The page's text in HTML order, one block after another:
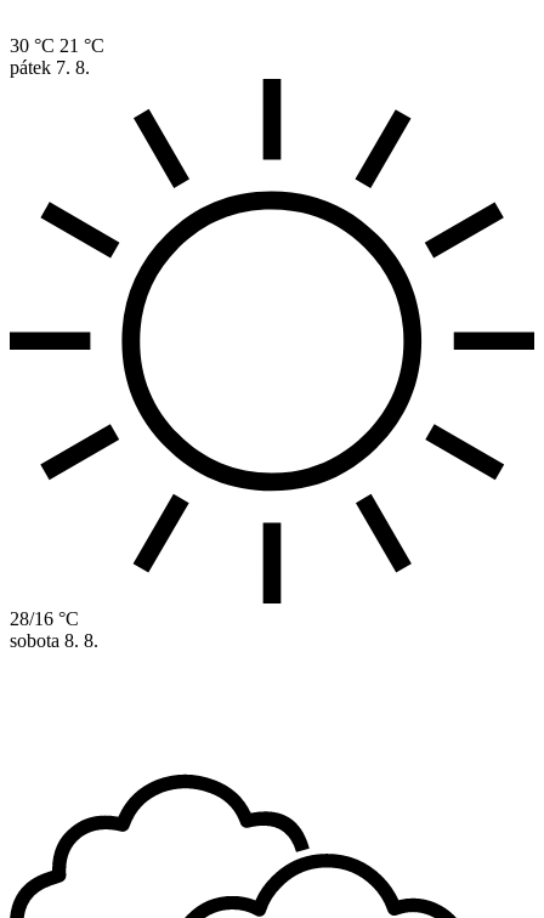
30 °C 21 °C
pátek 7. 8.
28/16 °C
sobota 8. 8.